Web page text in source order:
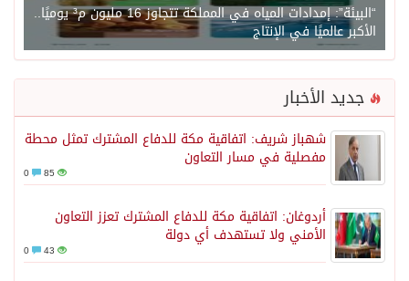
“البيئة”: إمدادات المياه في المملكة تتجاوز 16 مليون م³ يوميًا..
الأكبر عالميًا في الإنتاج
جديد الأخبار
شهباز شريف: اتفاقية مكة للدفاع المشترك تمثل محطة
مفصلية في مسار التعاون
85
أردوغان: اتفاقية مكة للدفاع المشترك تعزز التعاون
الأمني ولا تستهدف أي دولة
43